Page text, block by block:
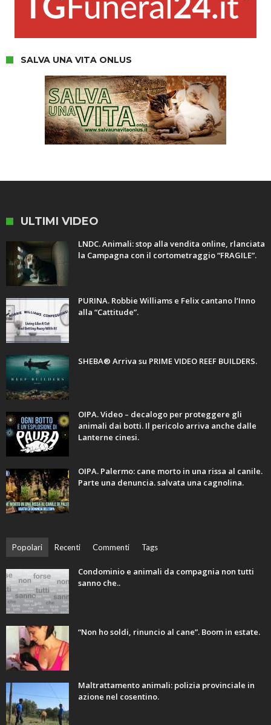
SALVA UNA VITA ONLUS
ULTIMI VIDEO
LNDC. Animali: stop alla vendita online, rlanciata
la Campagna con il cortometraggio “FRAGILE”.
PURINA. Robbie Williams e Felix cantano l’Inno
alla “Cattitude”.
SHEBA® Arriva su PRIME VIDEO REEF BUILDERS.
OIPA. Video – decalogo per proteggere gli
animali dai botti. Il pericolo arriva anche dalle
Lanterne cinesi.
OIPA. Palermo: cane morto in una rissa al canile.
Parte una denuncia. salvata una cagnolina.
Popolari Recenti Commenti Tags
Condominio e animali da compagnia non tutti
sanno che..
“Non ho soldi, rinuncio al cane”. Boom in estate.
Maltrattamento animali: polizia provinciale in
azione nel cosentino.